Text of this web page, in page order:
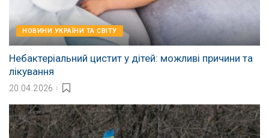
НОВИНИ УКРАЇНИ ТА СВІТУ
Небактеріальний цистит у дітей: можливі причини та
лікування
20.04.2026